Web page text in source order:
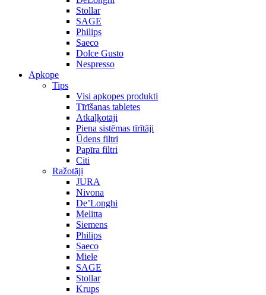
Stollar
SAGE
Philips
Saeco
Dolce Gusto
Nespresso
Apkope
Tips
Visi apkopes produkti
Tīrīšanas tabletes
Atkaļķotāji
Piena sistēmas tīrītāji
Ūdens filtri
Papīra filtri
Citi
Ražotāji
JURA
Nivona
De’Longhi
Melitta
Siemens
Philips
Saeco
Miele
SAGE
Stollar
Krups